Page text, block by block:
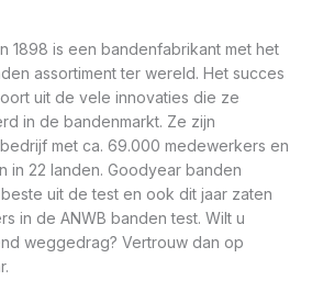
1898 is een bandenfabrikant met het
assortiment ter wereld. Het succes
uit de vele innovaties die ze
in de bandenmarkt. Ze zijn
met ca. 69.000 medewerkers en
in 22 landen. Goodyear banden
uit de test en ook dit jaar zaten
in de ANWB banden test. Wilt u
weggedrag? Vertrouw dan op